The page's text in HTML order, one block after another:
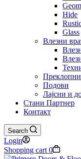
Hide
Glass
Влезни
Преклопни
Подови
Лајсни и
Стани Партнер
Контакт
Search
Login
Shopping cart 0